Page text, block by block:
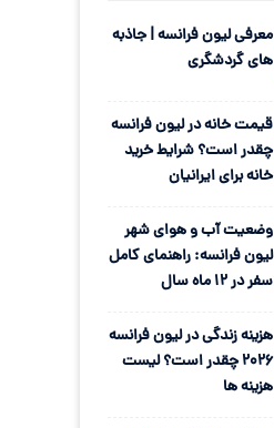
معرفی لیون فرانسه | جاذبه
های گردشگری
قیمت خانه در لیون فرانسه
چقدر است؟ شرایط خرید
خانه برای ایرانیان
وضعیت آب و هوای شهر
لیون فرانسه: راهنمای کامل
سفر در ۱۲ ماه سال
هزینه زندگی در لیون فرانسه
۲۰۲۶ چقدر است؟ لیست
هزینه ها